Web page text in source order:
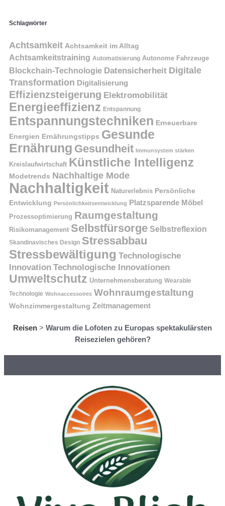
Schlagwörter
Achtsamkeit Achtsamkeit im Alltag
Achtsamkeitstraining Automatisierung Autonome Fahrzeuge
Blockchain-Technologie Datensicherheit Digitale
Transformation Digitalisierung
Effizienzsteigerung Elektromobilität
Energieeffizienz Entspannung
Entspannungstechniken Erneuerbare
Energien Ernährungstipps Gesunde
Ernährung Gesundheit Immunsystem stärken
Kreislaufwirtschaft Künstliche Intelligenz
Modetrends Nachhaltige Mode
Nachhaltigkeit Naturerlebnis Persönliche
Entwicklung Persönlichkeitsentwicklung Platzsparende Möbel
Prozessoptimierung Raumgestaltung
Risikomanagement Selbstfürsorge Selbstreflexion
Skandinavisches Design Stressabbau
Stressbewältigung Technologische
Innovation Technologische Innovationen
Umweltschutz Unternehmensberatung Wearable
Technologie Wohnaccessoires Wohnraumgestaltung
Wohnzimmergestaltung Zeitmanagement
Reisen > Warum die Lofoten zu Europas spektakulärsten
Reisezielen gehören?